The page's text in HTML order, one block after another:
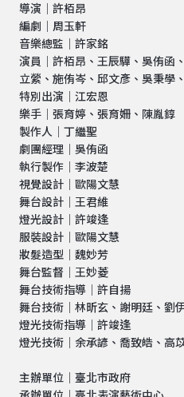
導演｜許栢昂
編劇｜周玉軒
音樂總監｜許家銘
演員｜許栢昂、王辰驊、吳侑函
立縈、施侑岑、邱文彥、吳秉學
特別出演｜江宏恩
樂手｜張育婷、張育姍、陳胤錞
製作人｜丁繼聖
劇團經理｜吳侑函
執行製作｜李波楚
視覺設計｜歐陽文慧
舞台設計｜王君維
燈光設計｜許竣逢
服裝設計｜歐陽文慧
妝髮造型｜魏妙芳
舞台監督｜王妙菱
舞台技術指導｜許自揚
舞台技術｜林昕玄、謝明廷、劉
燈光技術指導｜許竣逢
燈光技術｜余承諺、喬致皓、高
主辦單位｜臺北市政府